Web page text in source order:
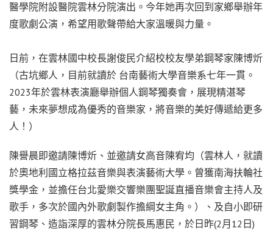
醫學院附設醫院雲林分院演出。今年她再次回到家鄉舉辦年
度歌劇公演，希望用歌聲帶給大家溫暖與力量。
日前，在雲林國中校長謝俊民介紹校校友學弟鋼琴家陳博炘
（古坑鄉人，目前就讀於 台南藝術大學音樂系七年一貫。
2023年於雲林表演廳舉辦個人鋼琴獨奏會，展現精湛琴
藝，未來夢想成為優秀的音樂家，將音樂的美好傳遞給更多
人！）
陳譽晨即邀請陳博炘、並邀請女高音陳宥均（雲林人，就讀
於奧地利國立格拉茲音樂與表演藝術大學。曾獲南海扶輪社
獎學金，並擔任台北愛樂交響樂團聖誕直播音樂會主持人及
歌手，多次於國內外歌劇製作擔綱女主角。）、及自小即研
習鋼琴、造詣深厚的雲林分院長馬惠民，於日昨(2月12日)